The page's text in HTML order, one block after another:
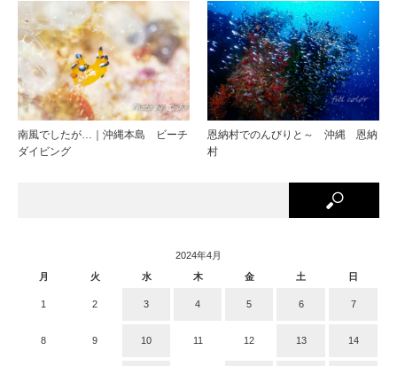
南風でしたが…｜沖縄本島 ビーチ
ダイビング
恩納村でのんびりと～ 沖縄 恩納
村
2024年4月
月
火 水 木 金 土 日
1 2 3 4 5 6 7
8 9 10 11 12 13 14